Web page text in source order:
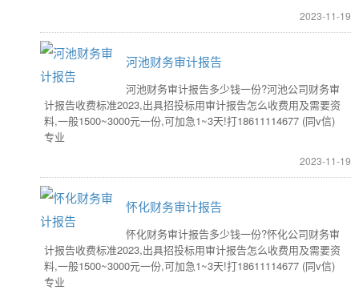
2023-11-19
河池财务审计报告
河池财务审计报告多少钱一份?河池公司财务审
计报告收费标准2023,出具招投标用审计报告怎么收费用及需要资
料,一般1500~3000元一份,可加急1~3天!打18611114677 (同v信)
专业
2023-11-19
怀化财务审计报告
怀化财务审计报告多少钱一份?怀化公司财务审
计报告收费标准2023,出具招投标用审计报告怎么收费用及需要资
料,一般1500~3000元一份,可加急1~3天!打18611114677 (同v信)
专业